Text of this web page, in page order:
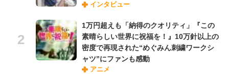
インタビュー
1万円超えも「納得のクオリティ」『この
素晴らしい世界に祝福を！』10万針以上の
密度で再現された“めぐみん刺繍ワークシ
ャツ”にファンも感動
アニメ